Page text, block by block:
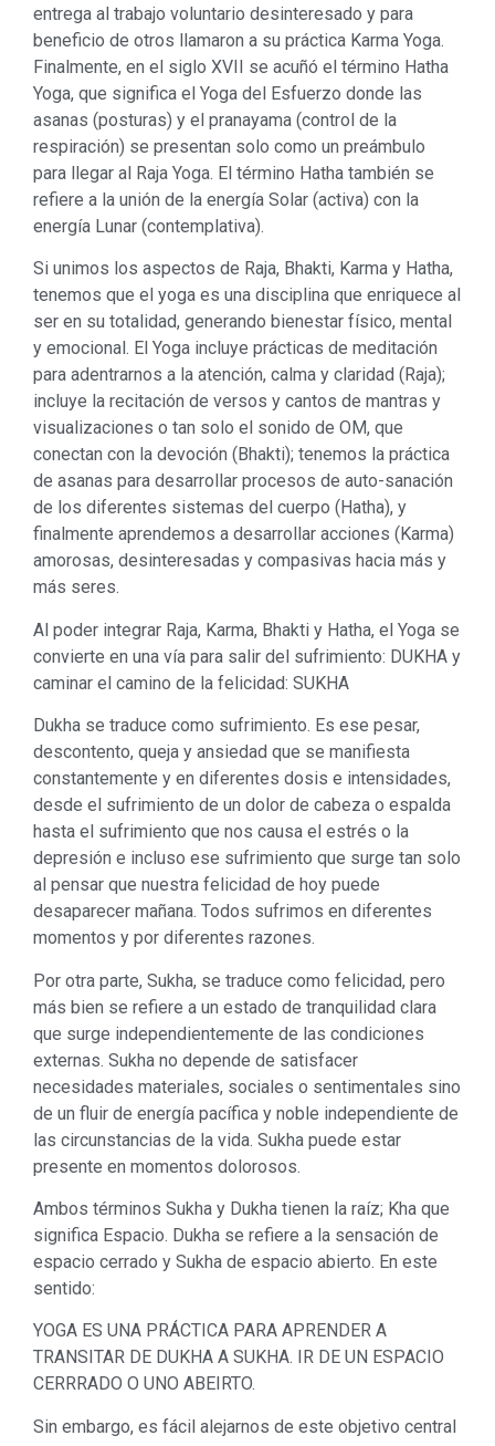
entrega al trabajo voluntario desinteresado y para
beneficio de otros llamaron a su práctica Karma Yoga.
Finalmente, en el siglo XVII se acuñó el término Hatha
Yoga, que significa el Yoga del Esfuerzo donde las
asanas (posturas) y el pranayama (control de la
respiración) se presentan solo como un preámbulo
para llegar al Raja Yoga. El término Hatha también se
refiere a la unión de la energía Solar (activa) con la
energía Lunar (contemplativa).
Si unimos los aspectos de Raja, Bhakti, Karma y Hatha,
tenemos que el yoga es una disciplina que enriquece al
ser en su totalidad, generando bienestar físico, mental
y emocional. El Yoga incluye prácticas de meditación
para adentrarnos a la atención, calma y claridad (Raja);
incluye la recitación de versos y cantos de mantras y
visualizaciones o tan solo el sonido de OM, que
conectan con la devoción (Bhakti); tenemos la práctica
de asanas para desarrollar procesos de auto-sanación
de los diferentes sistemas del cuerpo (Hatha), y
finalmente aprendemos a desarrollar acciones (Karma)
amorosas, desinteresadas y compasivas hacia más y
más seres.
Al poder integrar Raja, Karma, Bhakti y Hatha, el Yoga se
convierte en una vía para salir del sufrimiento: DUKHA y
caminar el camino de la felicidad: SUKHA
Dukha se traduce como sufrimiento. Es ese pesar,
descontento, queja y ansiedad que se manifiesta
constantemente y en diferentes dosis e intensidades,
desde el sufrimiento de un dolor de cabeza o espalda
hasta el sufrimiento que nos causa el estrés o la
depresión e incluso ese sufrimiento que surge tan solo
al pensar que nuestra felicidad de hoy puede
desaparecer mañana. Todos sufrimos en diferentes
momentos y por diferentes razones.
Por otra parte, Sukha, se traduce como felicidad, pero
más bien se refiere a un estado de tranquilidad clara
que surge independientemente de las condiciones
externas. Sukha no depende de satisfacer
necesidades materiales, sociales o sentimentales sino
de un fluir de energía pacífica y noble independiente de
las circunstancias de la vida. Sukha puede estar
presente en momentos dolorosos.
Ambos términos Sukha y Dukha tienen la raíz; Kha que
significa Espacio. Dukha se refiere a la sensación de
espacio cerrado y Sukha de espacio abierto. En este
sentido:
YOGA ES UNA PRÁCTICA PARA APRENDER A
TRANSITAR DE DUKHA A SUKHA. IR DE UN ESPACIO
CERRRADO O UNO ABEIRTO.
Sin embargo, es fácil alejarnos de este objetivo central